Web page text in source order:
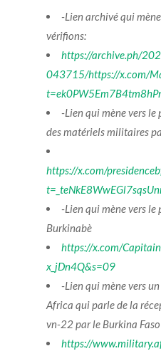
-Lien archivé qui
vérifions:
https://archive.ph/
043715/https://x.com/
-Lien qui mène vers
des matériels militaires
https://x.com/
-Lien qui mène vers
Burkinabè
https://x.com/
x_jDn4Q&s=09
-Lien qui mène vers
Africa qui parle de la
vn-22 par le Burkina Faso
https://